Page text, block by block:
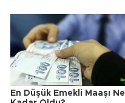
En Düşük Emekli Maaşı Ne